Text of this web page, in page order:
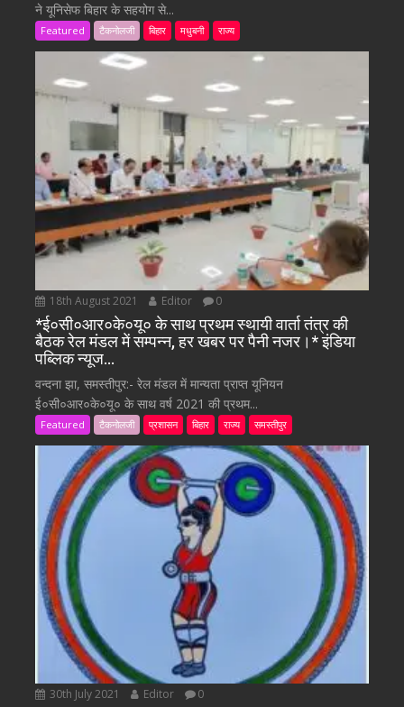
ने यूनिसेफ बिहार के सहयोग से...
Featured टैकनोलजी बिहार मधुबनी राज्य
18th August 2021 Editor 0
*ई०सी०आर०के०यू० के साथ प्रथम स्थायी वार्ता तंत्र की
बैठक रेल मंडल में सम्पन्न, हर खबर पर पैनी नजर।* इंडिया
पब्लिक न्यूज…
वन्दना झा, समस्तीपुर:- रेल मंडल में मान्यता प्राप्त यूनियन
ई०सी०आर०के०यू० के साथ वर्ष 2021 की प्रथम...
Featured टैकनोलजी प्रशासन बिहार राज्य समस्तीपुर
30th July 2021 Editor 0